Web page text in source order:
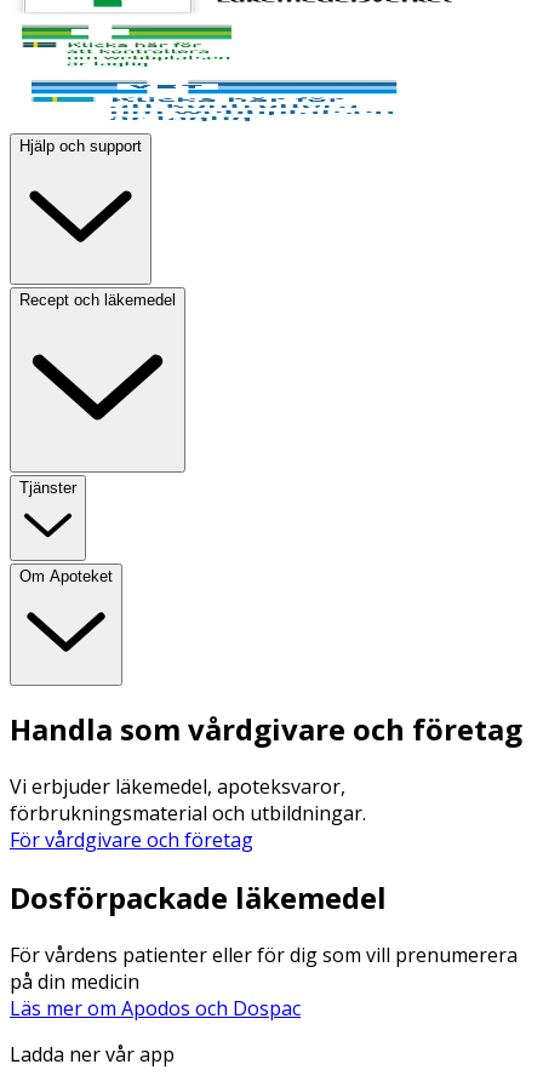
Hjälp och support
Recept och läkemedel
Tjänster
Om Apoteket
Handla som vårdgivare och företag
Vi erbjuder läkemedel, apoteksvaror,
förbrukningsmaterial och utbildningar.
För vårdgivare och företag
Dosförpackade läkemedel
För vårdens patienter eller för dig som vill prenumerera
på din medicin
Läs mer om Apodos och Dospac
Ladda ner vår app